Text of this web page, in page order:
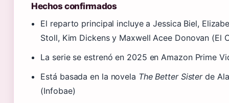
Hechos confirmados
El reparto principal incluye a Jessica Biel,
Stoll, Kim Dickens y Maxwell Acee Donovan (El
La serie se estrenó en 2025 en Amazon Prime
Está basada en la novela The Better Sisterde
(Infobae)